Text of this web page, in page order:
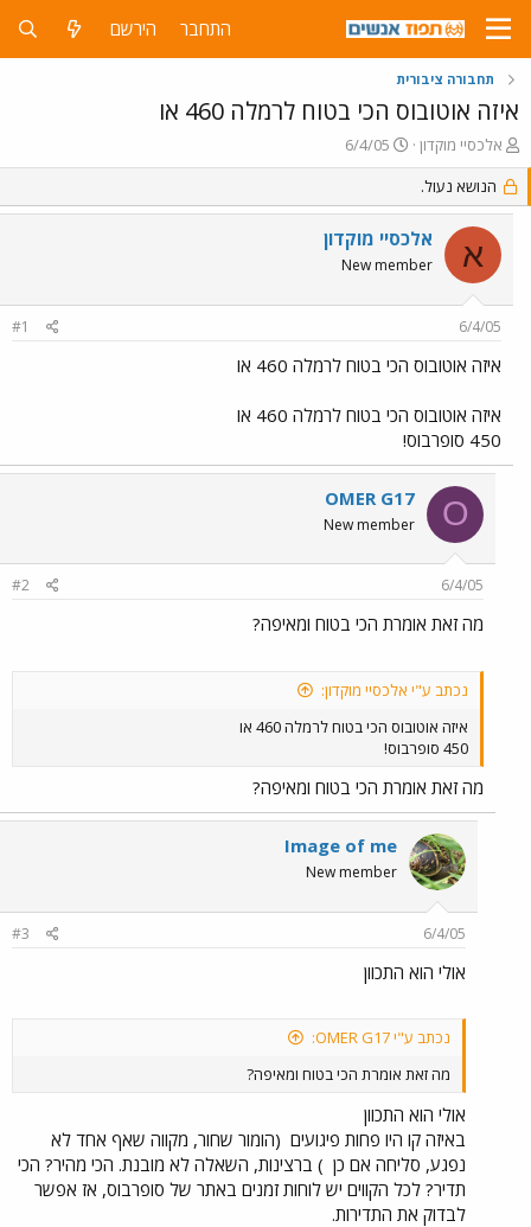
התחבר הירשם
תחבורה ציבורית
איזה אוטובוס הכי בטוח לרמלה 460 או
פ
ו
ת
ח
נ
אלכסיי מוקדון
פ
ו
ס
ם
ב
ת
ך
6/4/05
הנושא נעול.
א אלכסיי מוקדון
New member
6/4/05
#1
איזה אוטובוס הכי בטוח לרמלה 460 או
איזה אוטובוס הכי בטוח לרמלה 460 או
450 סופרבוס!
O
OMER G17
New member
6/4/05
#2
מה זאת אומרת הכי בטוח ומאיפה?
נכתב ע"י אלכסיי מוקדון:
איזה אוטובוס הכי בטוח לרמלה 460 או
450 סופרבוס!
מה זאת אומרת הכי בטוח ומאיפה?
Image of me
New member
6/4/05
#3
אולי הוא התכוון
נכתב ע"י OMER G17:
מה זאת אומרת הכי בטוח ומאיפה?
אולי הוא התכוון
באיזה קו היו פחות פיגועים (הומור שחור, מקווה שאף אחד לא
נפגע, סליחה אם כן ) ברצינות, השאלה לא מובנת. הכי מהיר? הכי
תדיר? לכל הקווים יש לוחות זמנים באתר של סופרבוס, אז אפשר
לבדוק את התדירות.